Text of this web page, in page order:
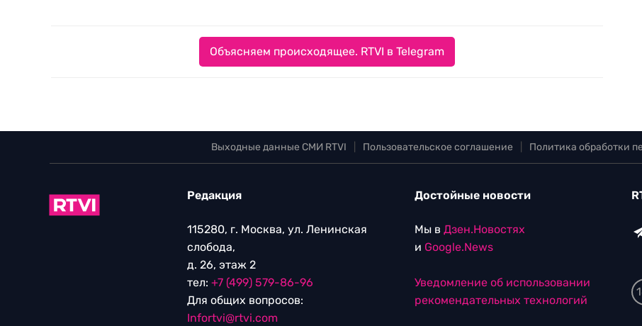
Объясняем происходящее. RTVI в Telegram
Выходные данные СМИ RTVI Пользовательское соглашение Политика обработки
Редакция
115280, г. Москва, ул. Ленинская
слобода,
д. 26, этаж 2
тел: +7 (499) 579-86-96
Для общих вопросов:
Infortvi@rtvi.com
Достойные новости
Мы в Дзен.Новостях
и Google.News
Уведомление об использовании
рекомендательных технологий